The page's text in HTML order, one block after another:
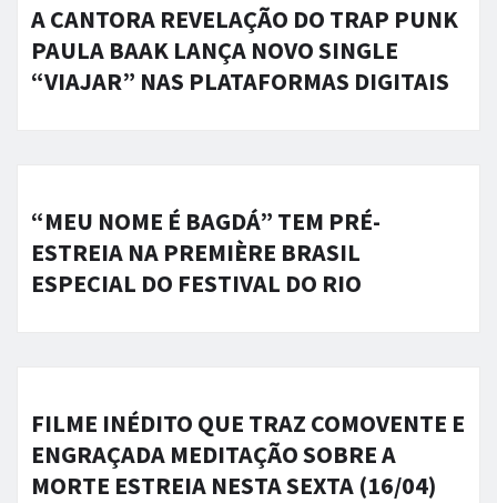
A CANTORA REVELAÇÃO DO TRAP PUNK
PAULA BAAK LANÇA NOVO SINGLE
“VIAJAR” NAS PLATAFORMAS DIGITAIS
“MEU NOME É BAGDÁ” TEM PRÉ-
ESTREIA NA PREMIÈRE BRASIL
ESPECIAL DO FESTIVAL DO RIO
FILME INÉDITO QUE TRAZ COMOVENTE E
ENGRAÇADA MEDITAÇÃO SOBRE A
MORTE ESTREIA NESTA SEXTA (16/04)